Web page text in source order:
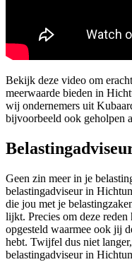
Bekijk deze video om
meerwaarde bieden in
wij ondernemers uit
bijvoorbeeld ook geholpen
Geen zin meer in je
belastingadviseur in
die jou met je
lijkt. Precies om deze reden
opgesteld waarmee ook jij
hebt. Twijfel dus niet
belastingadviseur in